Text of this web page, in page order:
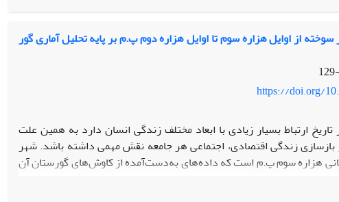
For a better understanding of the various aspects of complexity and site
size and the distance of each site from the others was analyzed using
them was calculated by Pearson R and regression tests. Ultimately,
از اوایل هزاره سوم تا اوایل هزاره دوم پ.م بر پایه تحلیل آماری گور
https://doi.org/
ارتباط بسیار زیادی با ابعاد مختلف زندگی انسان دارد به همین علت
زندگی اقتصادی، اجتماعی هر جامعه‌ نقش مهمی داشته باشد. شهر
هزاره سوم پ.م است که داده‌های به‌دست‌آمده از کاوش‌های گورستان آن
ایران، کمک فراوانی در بازسازی جنبه‌های مختلف زندگی افراد کرده
وضعیت اقتصادی - معیشتی شهر سوخته بر اساس تحلیل آماری آثار درون